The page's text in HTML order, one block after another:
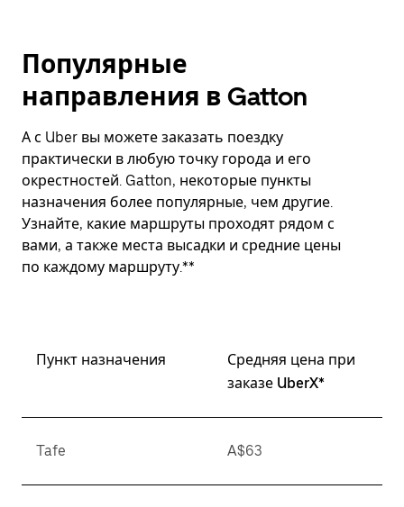
Популярные
направления в Gatton
А с Uber вы можете заказать поездку
практически в любую точку города и его
окрестностей. Gatton, некоторые пункты
назначения более популярные, чем другие.
Узнайте, какие маршруты проходят рядом с
вами, а также места высадки и средние цены
по каждому маршруту.**
Пункт назначения
Средняя цена при
заказе UberX*
Tafe A$63